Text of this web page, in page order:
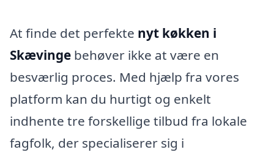
At finde det perfekte nyt køkken i
Skævinge behøver ikke at være en
besværlig proces. Med hjælp fra vores
platform kan du hurtigt og enkelt
indhente tre forskellige tilbud fra lokale
fagfolk, der specialiserer sig i